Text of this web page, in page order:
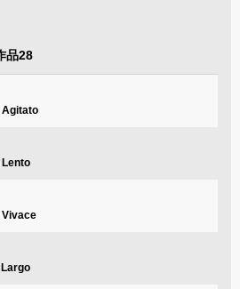
品28
Agitato
Lento
Vivace
Largo